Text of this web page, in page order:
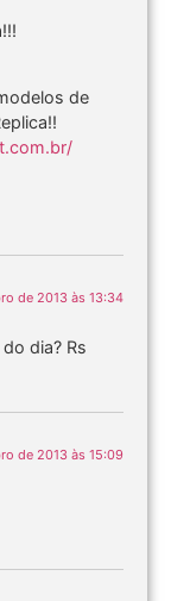
de
de 2013 às 13:34
dia? Rs
de 2013 às 15:09